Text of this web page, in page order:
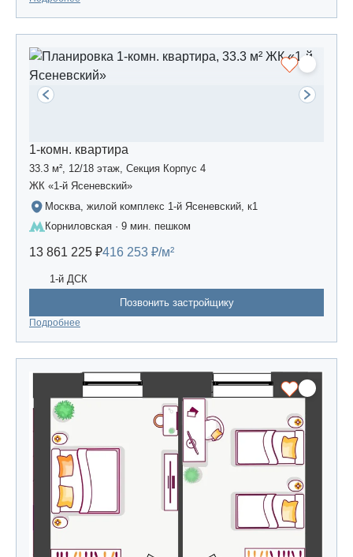
1-комн. квартира
33.3 м², 12/18 этаж, Секция Корпус 4
ЖК «1-й Ясеневский»
Москва, жилой комплекс 1-й Ясеневский, к1
Корниловская · 9 мин. пешком
13 861 225 ₽416 253 ₽/м²
1-й ДСК
Позвонить застройщику
Подробнее